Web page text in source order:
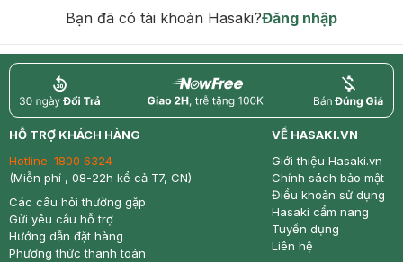
Bạn đã có tài khoản Hasaki?Đăng nhập
return nowfree price
HỖ TRỢ KHÁCH HÀNG
Hotline: 1800 6324
(Miễn phí , 08-22h kể cả T7, CN)
Các câu hỏi thường gặp
Gửi yêu cầu hỗ trợ
Hướng dẫn đặt hàng
Phương thức thanh toán
VỀ HASAKI.VN
Giới thiệu Hasaki.vn
Chính sách bảo mật
Điều khoản sử dụng
Hasaki cẩm nang
Tuyển dụng
Liên hệ